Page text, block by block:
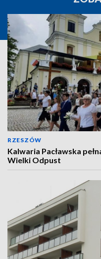
RZESZÓW
Kalwaria Pacławska
Wielki Odpust